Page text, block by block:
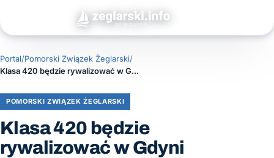
Portal/Pomorski Związek Żeglarski/
Klasa 420 będzie rywalizować w Gdyni
POMORSKI ZWIĄZEK ŻEGLARSKI
Klasa 420 będzie
rywalizować w Gdyni